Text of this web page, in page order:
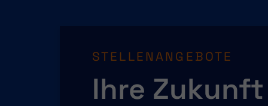
STELLENANGEBOTE
Ihre